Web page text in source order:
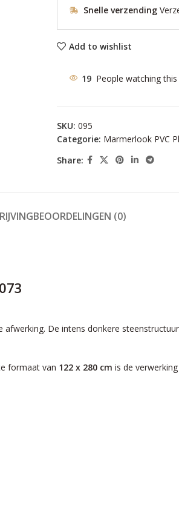
Snelle verzending
Add to wishlist
19 People watching
SKU: 095
Categorie: Marmerlook PVC
Share:
BEOORDELINGEN (0)
De intens donkere
formaat van 122 x 280 cm is de